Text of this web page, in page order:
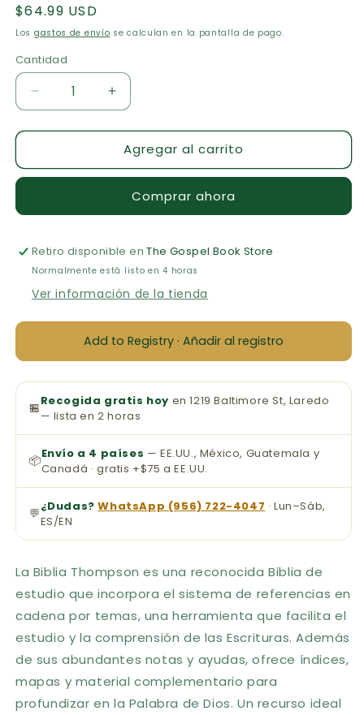
Precio
habitual
$64.99 USD
Los gastos de envío se calculan en la pantalla de pago.
Cantidad
Cantidad
Reducir
cantidad
para
Thompson
Aumentar
cantidad
para
Biblia
Thompson
Agregar al carrito
Comprar ahora
Retiro disponible enThe Gospel Book Store
Normalmente está listo en 4 horas
Ver información de la tienda
Add to Registry · Añadir al registro
🏪Recogida gratis hoy en 1219 Baltimore St, Laredo
— lista en 2 horas
📦Envío a 4 países — EE.UU., México, Guatemala y
Canadá · gratis +$75 a EE.UU.
💬¿Dudas? WhatsApp (956) 722-4047 · Lun–Sáb,
ES/EN
La Biblia Thompson es una reconocida Biblia de
estudio que incorpora el sistema de referencias en
cadena por temas, una herramienta que facilita el
estudio y la comprensión de las Escrituras. Además
de sus abundantes notas y ayudas, ofrece índices,
mapas y material complementario para
profundizar en la Palabra de Dios. Un recurso ideal